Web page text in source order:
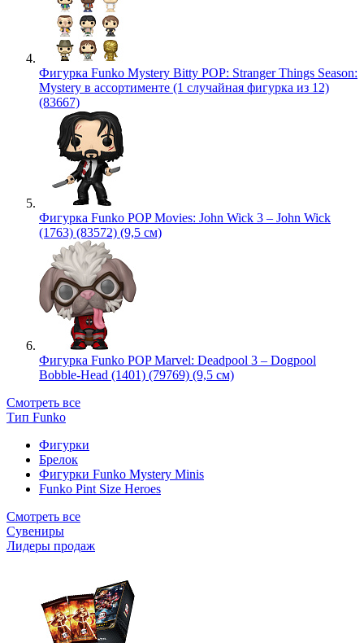
Фигурка Funko Mystery Bitty POP: Stranger Things Season:
Mystery в ассортименте (1 случайная фигурка из 12)
(83667)
Фигурка Funko POP Movies: John Wick 3 – John Wick
(1763) (83572) (9,5 см)
Фигурка Funko POP Marvel: Deadpool 3 – Dogpool
Bobble-Head (1401) (79769) (9,5 см)
Смотреть все
Тип Funko
Фигурки
Брелок
Фигурки Funko Mystery Minis
Funko Pint Size Heroes
Смотреть все
Сувениры
Лидеры продаж